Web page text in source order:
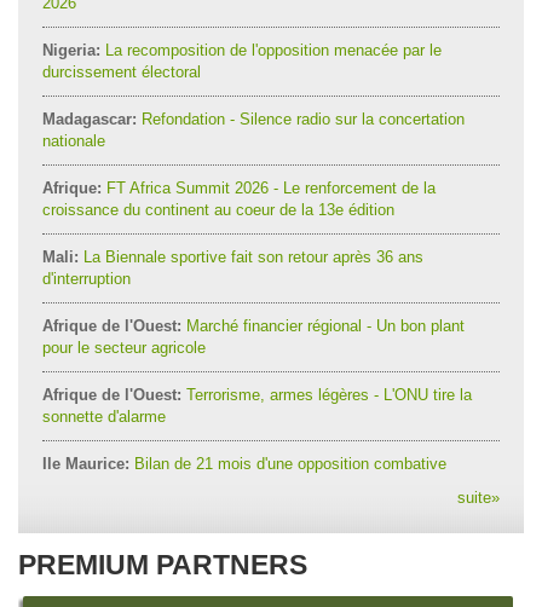
Nigeria: La recomposition de l'opposition menacée par le
durcissement électoral
Madagascar: Refondation - Silence radio sur la concertation
nationale
Afrique: FT Africa Summit 2026 - Le renforcement de la
croissance du continent au coeur de la 13e édition
Mali: La Biennale sportive fait son retour après 36 ans
d'interruption
Afrique de l'Ouest: Marché financier régional - Un bon plant
pour le secteur agricole
Afrique de l'Ouest: Terrorisme, armes légères - L'ONU tire la
sonnette d'alarme
Ile Maurice: Bilan de 21 mois d'une opposition combative
suite»
PREMIUM PARTNERS